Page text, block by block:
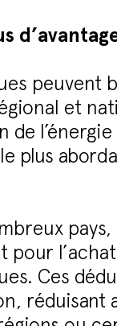
peuvent
et
de
plus
Ces
réduisant